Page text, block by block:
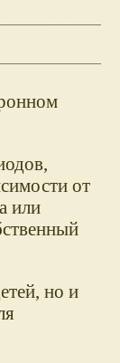
от
или
но и